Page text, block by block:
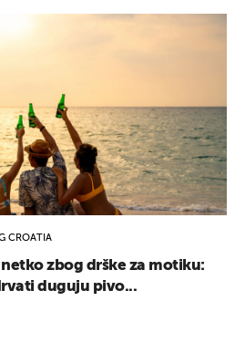
CROATIA
zbog drške za motiku:
duguju pivo...